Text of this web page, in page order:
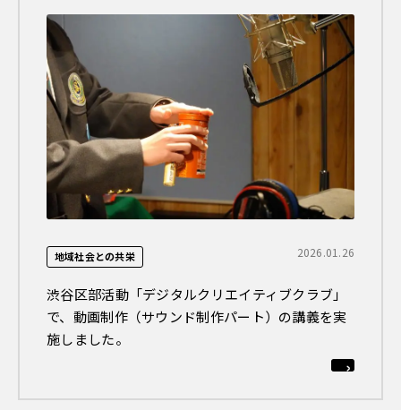
地域社会との共栄 2026.01.26
渋谷区部活動「デジタルクリエイティブクラブ」
で、動画制作（サウンド制作パート）の講義を実
施しました。